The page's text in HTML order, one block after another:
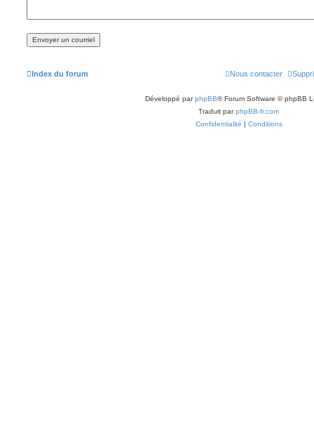
Index du forum Nous contacter
Développé parphpBB® Forum Software © phpBB
Traduit parphpBB-fr.com
Confidentialité | Conditions